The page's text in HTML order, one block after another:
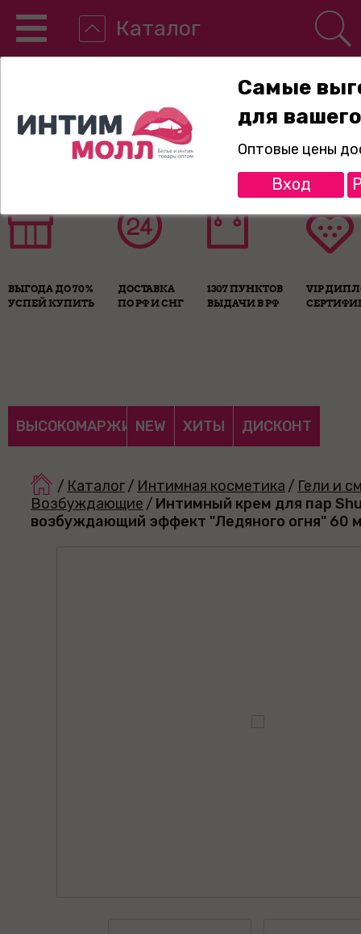
Каталог
8-800-775-89-65
ВЫГОДА ДО 70%
УСПЕЙ КУПИТЬ
ДОСТАВКА
ПО РФ И СНГ
1307 ПУНКТОВ
ВЫДАЧИ В РФ
VIP
ВЫСОКОМАРЖИНАЛЬНЫЕ
NEW ХИТЫ ДИСКОНТ
/ Каталог/ Интимная косметика / Гели и
Возбуждающие / Интимный крем для пар
возбуждающий эффект "Ледяного огня" 60
Самые
для
Оптовые цены
Вход